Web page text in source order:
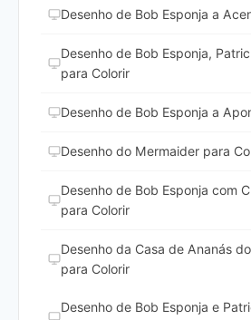
Desenho de Bob Esponja a
Desenho de Bob Esponja,
para Colorir
Desenho de Bob Esponja a
Desenho do Mermaider para
Desenho de Bob Esponja com
para Colorir
Desenho da Casa de Ananás
para Colorir
Desenho de Bob Esponja e